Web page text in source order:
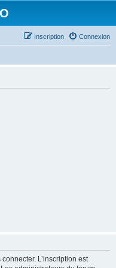
Connexion
Inscription
L’inscription est